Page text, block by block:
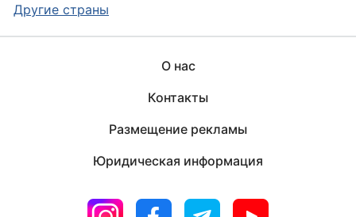
Другие страны
О нас
Контакты
Размещение рекламы
Юридическая информация